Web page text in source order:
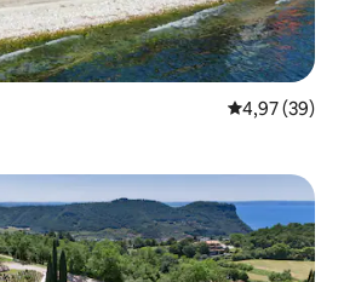
Prosječna
4,97 (39)